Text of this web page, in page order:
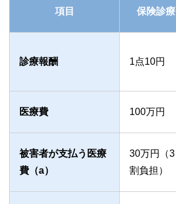
項目 保険診療
診療報酬 1点10円
医療費 100万円
被害者が支払う医療
費（a）
30万円（3
割負担）